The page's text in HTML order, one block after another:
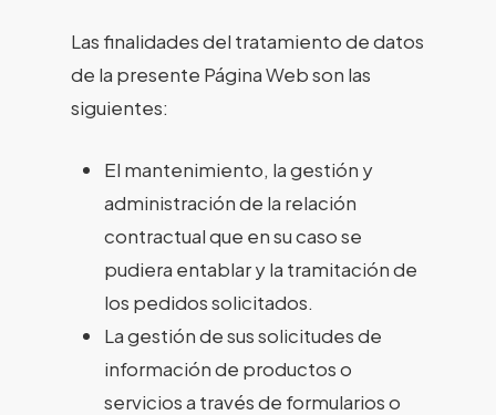
Las finalidades del tratamiento de datos
de la presente Página Web son las
siguientes:
El mantenimiento, la gestión y
administración de la relación
contractual que en su caso se
pudiera entablar y la tramitación de
los pedidos solicitados.
La gestión de sus solicitudes de
información de productos o
servicios a través de formularios o